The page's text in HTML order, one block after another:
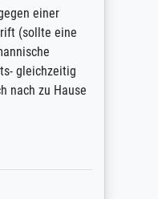
einer
(sollte eine
gleichzeitig
nach zu Hause